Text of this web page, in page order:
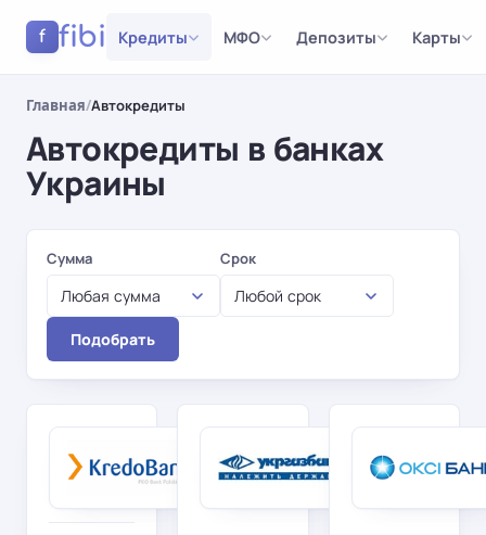
f fibi Кредиты МФО Депозиты Карты
Главная/Автокредиты
Автокредиты в банках
Украины
Сумма
Любая сумма
Срок
Любой срок
Подобрать
Kredo
TOP
На авто,
находящихся